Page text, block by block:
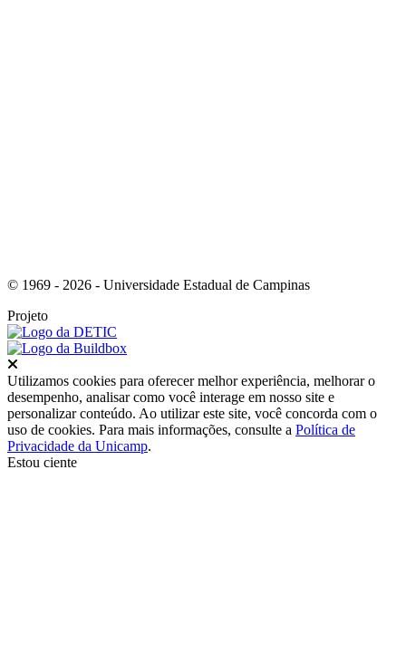
© 1969 - 2026 - Universidade Estadual de Campinas
Projeto
Utilizamos cookies para oferecer melhor experiência, melhorar o
desempenho, analisar como você interage em nosso site e
personalizar conteúdo. Ao utilizar este site, você concorda com o
uso de cookies. Para mais informações, consulte a Política de
Privacidade da Unicamp.
Estou ciente